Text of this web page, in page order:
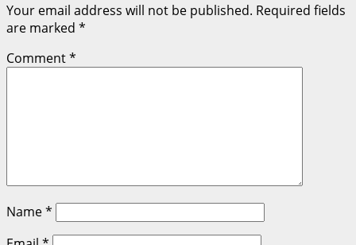
Your email address will not be published. Required fields
are marked *
Comment*
Name*